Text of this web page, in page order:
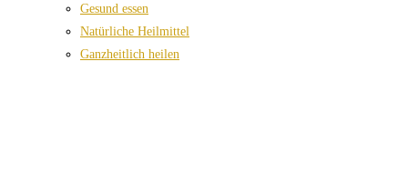
Gesund essen
Natürliche Heilmittel
Ganzheitlich heilen